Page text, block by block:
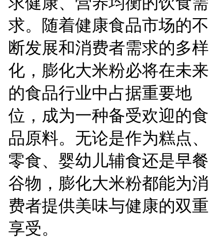
求。随着健康食品市场的不
断发展和消费者需求的多样
化，膨化大米粉必将在未来
的食品行业中占据重要地
位，成为一种备受欢迎的食
品原料。无论是作为糕点、
零食、婴幼儿辅食还是早餐
谷物，膨化大米粉都能为消
费者提供美味与健康的双重
享受。